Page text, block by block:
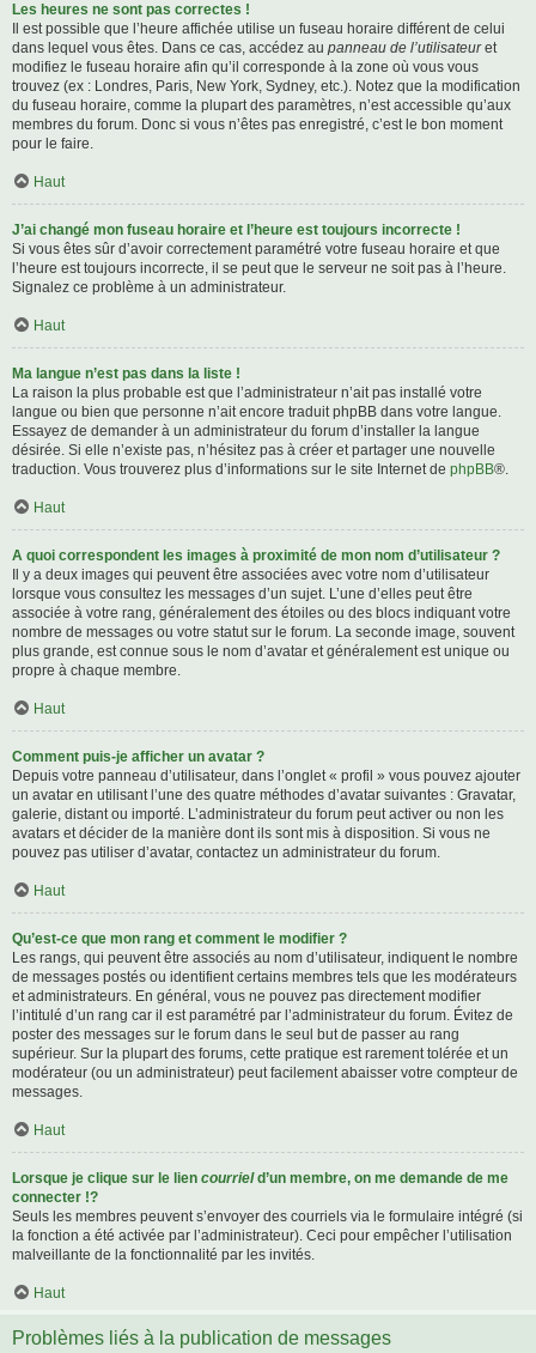
Les heures ne sont pas correctes !
Il est possible que l’heure affichée utilise un fuseau horaire différent de celui
dans lequel vous êtes. Dans ce cas, accédez au panneau de l’utilisateuret
modifiez le fuseau horaire afin qu’il corresponde à la zone où vous vous
trouvez (ex : Londres, Paris, New York, Sydney, etc.). Notez que la modification
du fuseau horaire, comme la plupart des paramètres, n’est accessible qu’aux
membres du forum. Donc si vous n’êtes pas enregistré, c’est le bon moment
pour le faire.
Haut
J’ai changé mon fuseau horaire et l’heure est toujours incorrecte !
Si vous êtes sûr d’avoir correctement paramétré votre fuseau horaire et que
l’heure est toujours incorrecte, il se peut que le serveur ne soit pas à l’heure.
Signalez ce problème à un administrateur.
Haut
Ma langue n’est pas dans la liste !
La raison la plus probable est que l’administrateur n’ait pas installé votre
langue ou bien que personne n’ait encore traduit phpBB dans votre langue.
Essayez de demander à un administrateur du forum d’installer la langue
désirée. Si elle n’existe pas, n’hésitez pas à créer et partager une nouvelle
traduction. Vous trouverez plus d’informations sur le site Internet de phpBB®.
Haut
A quoi correspondent les images à proximité de mon nom d’utilisateur ?
Il y a deux images qui peuvent être associées avec votre nom d’utilisateur
lorsque vous consultez les messages d’un sujet. L’une d’elles peut être
associée à votre rang, généralement des étoiles ou des blocs indiquant votre
nombre de messages ou votre statut sur le forum. La seconde image, souvent
plus grande, est connue sous le nom d’avatar et généralement est unique ou
propre à chaque membre.
Haut
Comment puis-je afficher un avatar ?
Depuis votre panneau d’utilisateur, dans l’onglet « profil » vous pouvez ajouter
un avatar en utilisant l’une des quatre méthodes d’avatar suivantes : Gravatar,
galerie, distant ou importé. L’administrateur du forum peut activer ou non les
avatars et décider de la manière dont ils sont mis à disposition. Si vous ne
pouvez pas utiliser d’avatar, contactez un administrateur du forum.
Haut
Qu’est-ce que mon rang et comment le modifier ?
Les rangs, qui peuvent être associés au nom d’utilisateur, indiquent le nombre
de messages postés ou identifient certains membres tels que les modérateurs
et administrateurs. En général, vous ne pouvez pas directement modifier
l’intitulé d’un rang car il est paramétré par l’administrateur du forum. Évitez de
poster des messages sur le forum dans le seul but de passer au rang
supérieur. Sur la plupart des forums, cette pratique est rarement tolérée et un
modérateur (ou un administrateur) peut facilement abaisser votre compteur de
messages.
Haut
Lorsque je clique sur le lien courrield’un membre, on me demande de me
connecter !?
Seuls les membres peuvent s’envoyer des courriels via le formulaire intégré (si
la fonction a été activée par l’administrateur). Ceci pour empêcher l’utilisation
malveillante de la fonctionnalité par les invités.
Haut
Problèmes liés à la publication de messages